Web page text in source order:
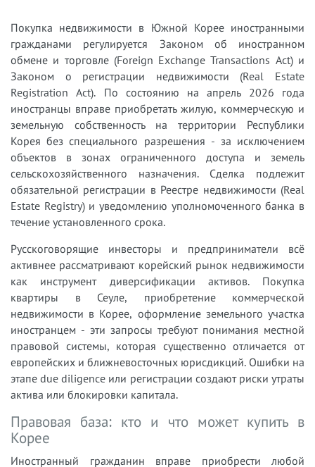
Покупка недвижимости в Южной Корее иностранными
гражданами регулируется Законом об иностранном
обмене и торговле (Foreign Exchange Transactions Act) и
Законом о регистрации недвижимости (Real Estate
Registration Act). По состоянию на апрель 2026 года
иностранцы вправе приобретать жилую, коммерческую и
земельную собственность на территории Республики
Корея без специального разрешения - за исключением
объектов в зонах ограниченного доступа и земель
сельскохозяйственного назначения. Сделка подлежит
обязательной регистрации в Реестре недвижимости (Real
Estate Registry) и уведомлению уполномоченного банка в
течение установленного срока.
Русскоговорящие инвесторы и предприниматели всё
активнее рассматривают корейский рынок недвижимости
как инструмент диверсификации активов. Покупка
квартиры в Сеуле, приобретение коммерческой
недвижимости в Корее, оформление земельного участка
иностранцем - эти запросы требуют понимания местной
правовой системы, которая существенно отличается от
европейских и ближневосточных юрисдикций. Ошибки на
этапе due diligence или регистрации создают риски утраты
актива или блокировки капитала.
Правовая база: кто и что может купить в
Корее
Иностранный гражданин вправе приобрести любой